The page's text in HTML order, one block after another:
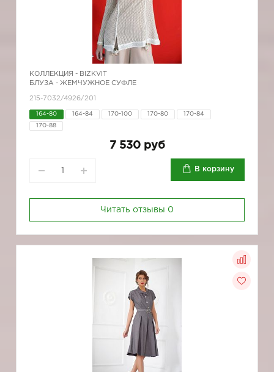
КОЛЛЕКЦИЯ - BIZKVIT
БЛУЗА - ЖЕМЧУЖНОЕ СУФЛЕ
215-7032/4926/201
164-80 164-84 170-100 170-80 170-84
170-88
7 530 руб
В корзину
Читать отзывы 0